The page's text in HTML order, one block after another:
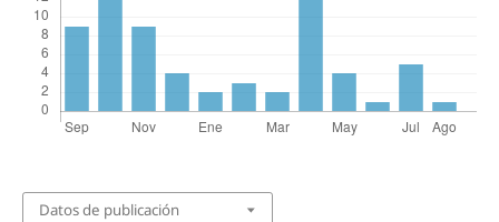
Datos de publicación